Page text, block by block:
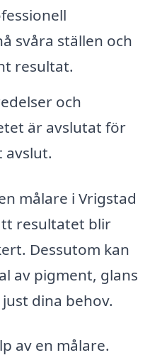
svåra ställen och
resultat.
och
är avslutat för
avslut.
målare i Vrigstad
resultatet blir
Dessutom kan
av pigment, glans
dina behov.
av en målare.